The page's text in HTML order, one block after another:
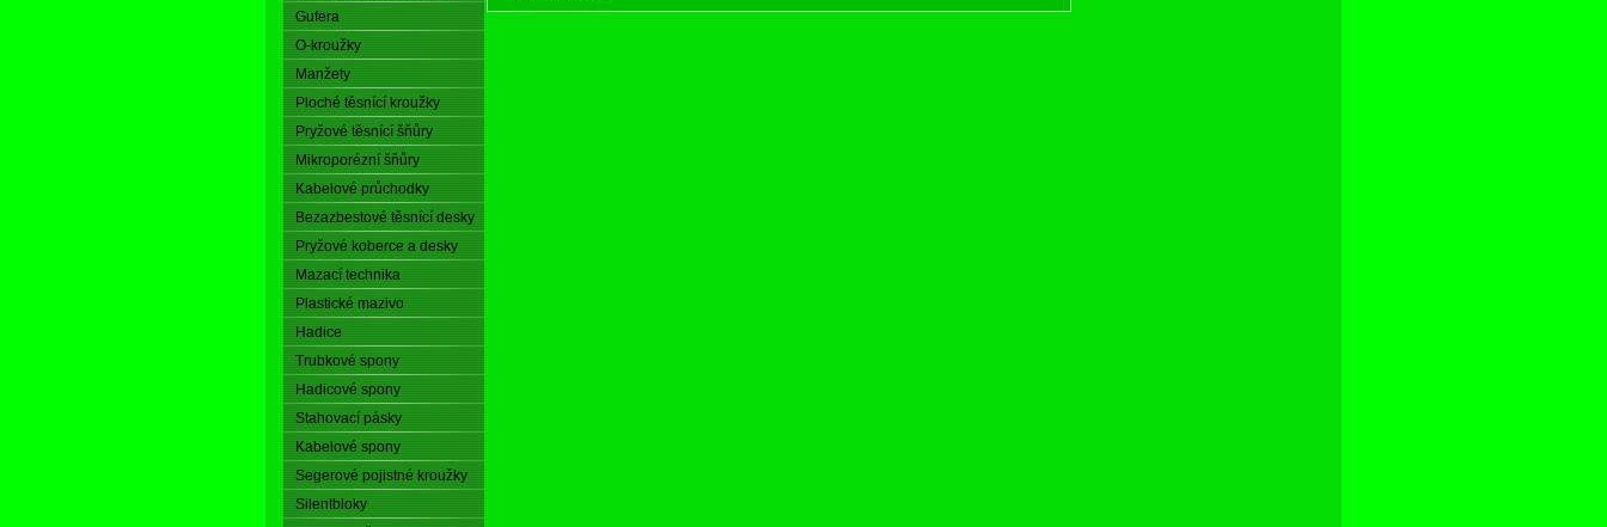
Gufera
O-kroužky
Manžety
Ploché těsnící kroužky
Pryžové těsnící šňůry
Mikroporézní šňůry
Kabelové průchodky
Bezazbestové těsnící desky
Pryžové koberce a desky
Mazací technika
Plastické mazivo
Hadice
Trubkové spony
Hadicové spony
Stahovací pásky
Kabelové spony
Segerové pojistné kroužky
Silentbloky